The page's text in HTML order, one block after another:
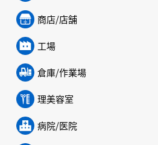
商店/店舗
工場
倉庫/作業場
理美容室
病院/医院